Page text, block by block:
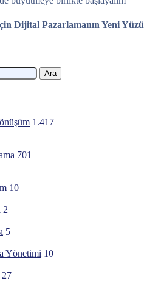
Dijital Pazarlamanın Yeni Yüzü
1.417
701
10
2
5
Yönetimi 10
27